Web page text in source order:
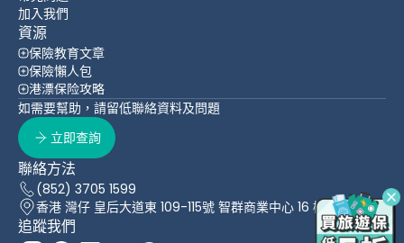
加入我們
資源
保險教育文章
保險懶人包
港漂保险攻略
如需要幫助，請留低聯絡資料及問題
立即查詢
聯絡方法
(852) 3705 1599
香港 灣仔 皇后大道東 109-115號 智群商業中心 16 樓
追蹤我們